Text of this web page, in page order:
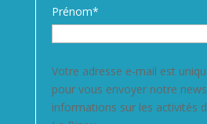
Prénom*
Votre adresse e-mail est
pour vous envoyer notre
informations sur les activités